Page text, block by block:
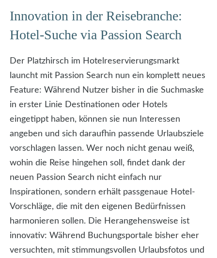
Innovation in der Reisebranche:
Hotel-Suche via Passion Search
Der Platzhirsch im Hotelreservierungsmarkt
launcht mit Passion Search nun ein komplett neues
Feature: Während Nutzer bisher in die Suchmaske
in erster Linie Destinationen oder Hotels
eingetippt haben, können sie nun Interessen
angeben und sich daraufhin passende Urlaubsziele
vorschlagen lassen. Wer noch nicht genau weiß,
wohin die Reise hingehen soll, findet dank der
neuen Passion Search nicht einfach nur
Inspirationen, sondern erhält passgenaue Hotel-
Vorschläge, die mit den eigenen Bedürfnissen
harmonieren sollen. Die Herangehensweise ist
innovativ: Während Buchungsportale bisher eher
versuchten, mit stimmungsvollen Urlaubsfotos und